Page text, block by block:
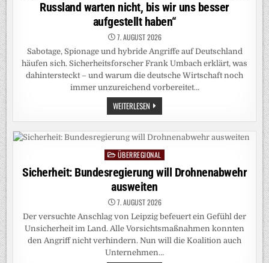
Russland warten nicht, bis wir uns besser
aufgestellt haben“
7. AUGUST 2026
Sabotage, Spionage und hybride Angriffe auf Deutschland
häufen sich. Sicherheitsforscher Frank Umbach erklärt, was
dahintersteckt – und warum die deutsche Wirtschaft noch
immer unzureichend vorbereitet…
WEITERLESEN ANSCHLÄGE
AUF
KRITISCHE
„CHINA
UND
RUSSLAND
WARTEN
NICHT,
BIS
WIR
UNS
BESSER
AUFGESTELLT
HABEN“
PostedÜBERREGIONAL
Sicherheit: Bundesregierung will Drohnenabwehr
ausweiten
7. AUGUST 2026
Der versuchte Anschlag von Leipzig befeuert ein Gefühl der
Unsicherheit im Land. Alle Vorsichtsmaßnahmen konnten
den Angriff nicht verhindern. Nun will die Koalition auch
Unternehmen…